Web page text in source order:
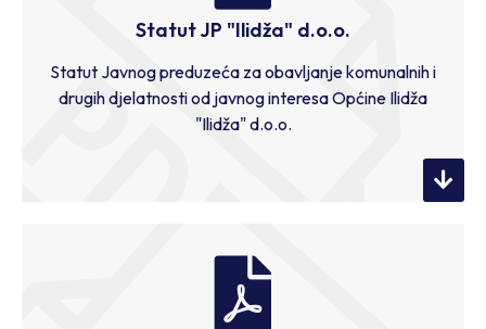
Statut JP "Ilidža" d.o.o.
Statut Javnog preduzeća za obavljanje komunalnih i
drugih djelatnosti od javnog interesa Općine Ilidža
"Ilidža" d.o.o.